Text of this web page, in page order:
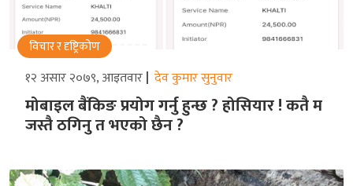
विचार र दृष्ट्रिकोण
१२ असार २०७९, आइतवार देव कुमार सुनुवार
मोबाइल बैंकिङ प्रयोग गर्नु हुन्छ ? होसियार ! कतै म
जस्तै ठगिनु त भएको छैन ?